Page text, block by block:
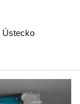
Ústecko